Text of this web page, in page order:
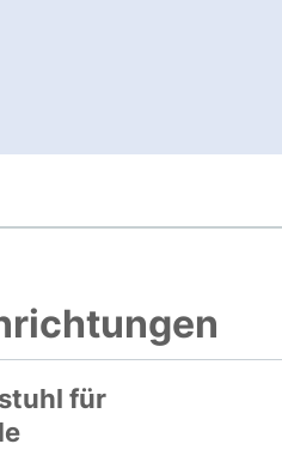
Link, öffnet neues
für